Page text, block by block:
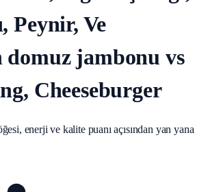
Peynir, Ve
domuz jambonu vs
Cheeseburger
enerji ve kalite puanı açısından yan yana